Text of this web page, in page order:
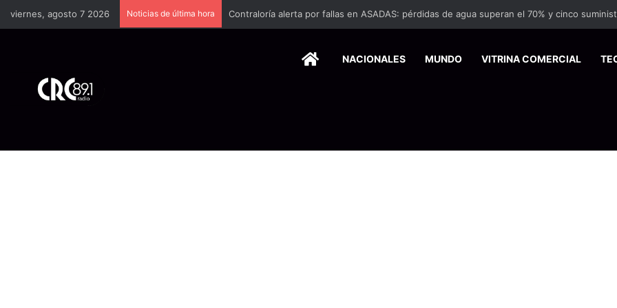
viernes, agosto 7 2026 Noticias de última hora
HOMENACIONALES MUNDO VITRINA COMERCIAL